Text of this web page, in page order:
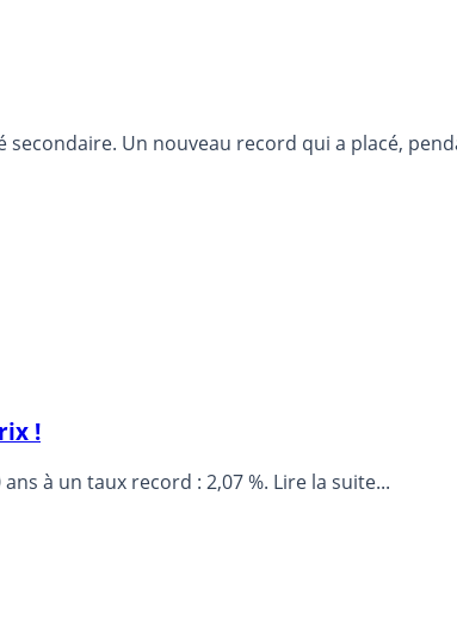
Un nouveau record qui a placé,
!
à un taux record : 2,07 %. Lire la suite...